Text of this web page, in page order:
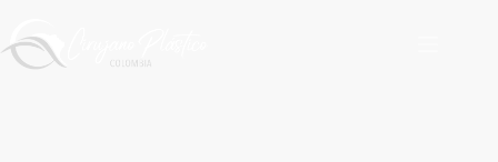
contenido